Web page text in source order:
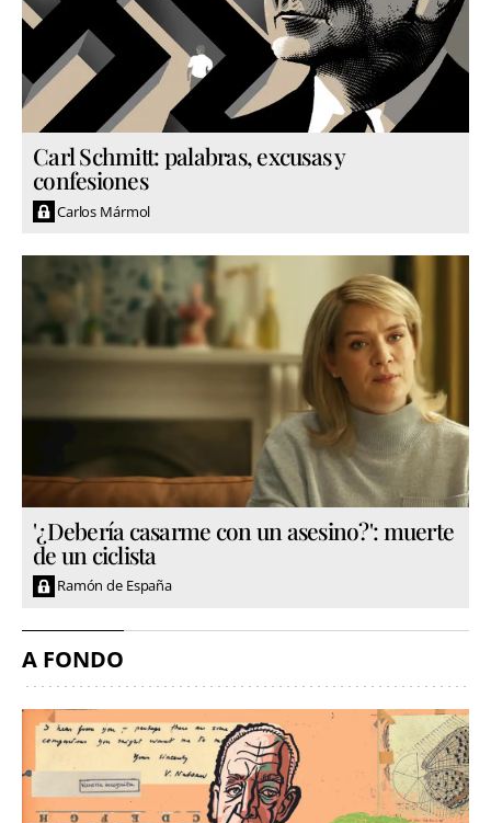
Carl Schmitt: palabras, excusas y
confesiones
Carlos Mármol
'¿Debería casarme con un asesino?': muerte
de un ciclista
Ramón de España
A FONDO